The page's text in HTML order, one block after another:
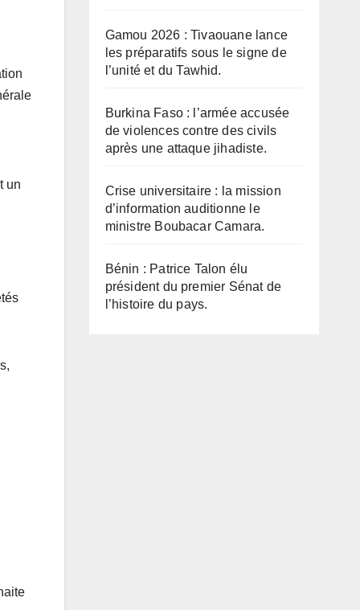
un
Gamou 2026 : Tivaouane lance
les préparatifs sous le signe de
l’unité et du Tawhid.
Burkina Faso : l’armée accusée
de violences contre des civils
après une attaque jihadiste.
Crise universitaire : la mission
d’information auditionne le
ministre Boubacar Camara.
Bénin : Patrice Talon élu
président du premier Sénat de
l’histoire du pays.